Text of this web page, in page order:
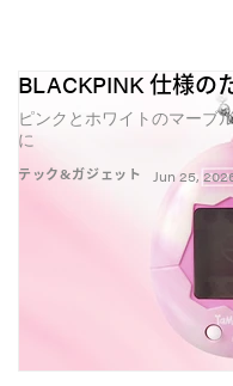
テック&ガジェット
BLACKPINK 仕様の
ピンクとホワイトのマーブ
に
Jun 25,